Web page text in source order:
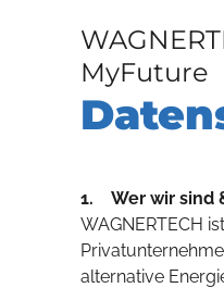
MyFuture
1. Wer wir sind
WAGNERTECH
alternative